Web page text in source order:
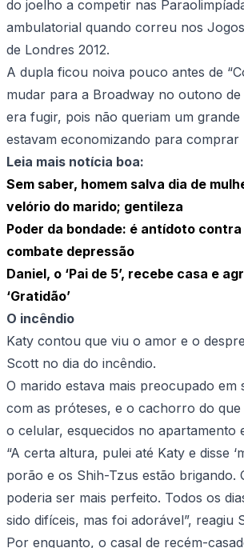
do joelho a competir nas
ambulatorial quando correu nos
de Londres 2012.
A dupla ficou noiva pouco antes de
mudar para a Broadway no outono de
era fugir, pois não queriam um grande
estavam economizando para comprar
Leia mais notícia boa:
Sem saber, homem salva dia de
velório do marido; gentileza
Poder da bondade: é antídoto
combate depressão
Daniel, o ‘Pai de 5’, recebe casa e
‘Gratidão’
O incêndio
Katy contou que viu o amor e o
Scott no dia do incêndio.
O marido estava mais preocupado em
com as próteses, e o cachorro do
o celular, esquecidos no apartamento
“A certa altura, pulei até Katy e disse
porão e os Shih-Tzus estão brigando.
poderia ser mais perfeito. Todos os
sido difíceis, mas foi adorável”, reagiu
Por enquanto, o casal de recém-